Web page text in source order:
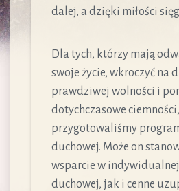
dalej, a dzięki miłości
Dla tych, którzy mają
swoje życie, wkroczyć na
prawdziwej wolności i
dotychczasowe ciemności,
przygotowaliśmy
duchowej. Może on
wsparcie w
duchowej, jak i cenne